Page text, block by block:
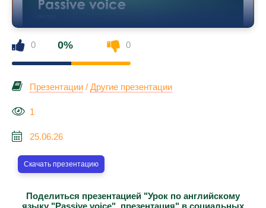
0 0% 0
Презентации / Другие презентации
1
25.06.26
Скачать презентацию
Поделиться презентацией "Урок по английскому
языку "Passive voice", презентация" в социальных